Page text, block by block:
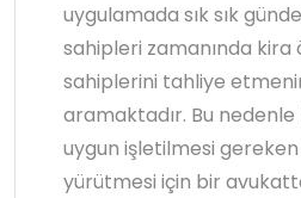
uygulamada sık sık
sahipleri zamanında
sahiplerini tahliye
aramaktadır. Bu
uygun işletilmesi
yürütmesi için bir